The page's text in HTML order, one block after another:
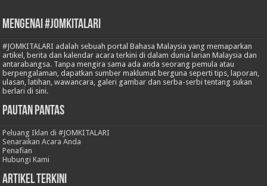
Mengenai #JOMKITALARI
#JOMKITALARI adalah sebuah portal Bahasa Malaysia yang memaparkan
artikel, berita dan kalendar acara terkini di dalam dunia larian Malaysia dan
antarabangsa. Tanpa mengira sama ada anda seorang pemula atau
berpengalaman, dapatkan sumber maklumat berguna seperti tips, laporan,
ulasan, latihan, wawancara, galeri gambar dan serba-serbi tentang sukan
berlari di sini.
Pautan Pantas
Peluang Iklan di #JOMKITALARI
Senaraikan Acara Anda
Penafian
Hubungi Kami
Artikel Terkini